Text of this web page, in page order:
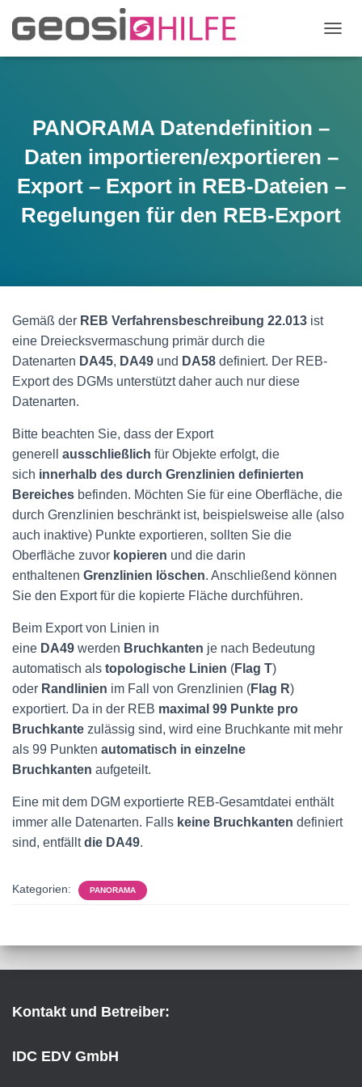
A
O
M
S
L
PANORAMA Datendefinition –
Daten importieren/exportieren –
Export – Export in REB-Dateien –
Regelungen für den REB-Export
Gemäß der REB Verfahrensbeschreibung 22.013 ist
eine Dreiecksvermaschung primär durch die
Datenarten DA45, DA49 und DA58 definiert. Der REB-
Export des DGMs unterstützt daher auch nur diese
Datenarten.
Bitte beachten Sie, dass der Export
generell
ausschließlich für Objekte erfolgt, die
sich innerhalb des durch Grenzlinien definierten
Bereiches befinden. Möchten Sie für eine Oberfläche, die
durch Grenzlinien beschränkt ist, beispielsweise alle (also
auch inaktive) Punkte exportieren, sollten Sie die
Oberfläche zuvor kopieren und die darin
enthaltenen Grenzlinien löschen. Anschließend können
Sie den Export für die kopierte Fläche durchführen.
Beim Export von Linien in
eine DA49 werden Bruchkanten je nach Bedeutung
automatisch als topologische Linien (Flag T)
oder Randlinien im Fall von Grenzlinien (Flag R)
exportiert. Da in der REB maximal 99 Punkte pro
Bruchkante zulässig sind, wird eine Bruchkante mit mehr
als 99 Punkten automatisch in einzelne
Bruchkanten aufgeteilt.
Eine mit dem DGM exportierte REB-Gesamtdatei enthält
immer alle Datenarten. Falls keine Bruchkanten definiert
sind, entfällt die DA49.
Kategorien: PANORAMA
Kontakt und Betreiber:
IDC EDV GmbH